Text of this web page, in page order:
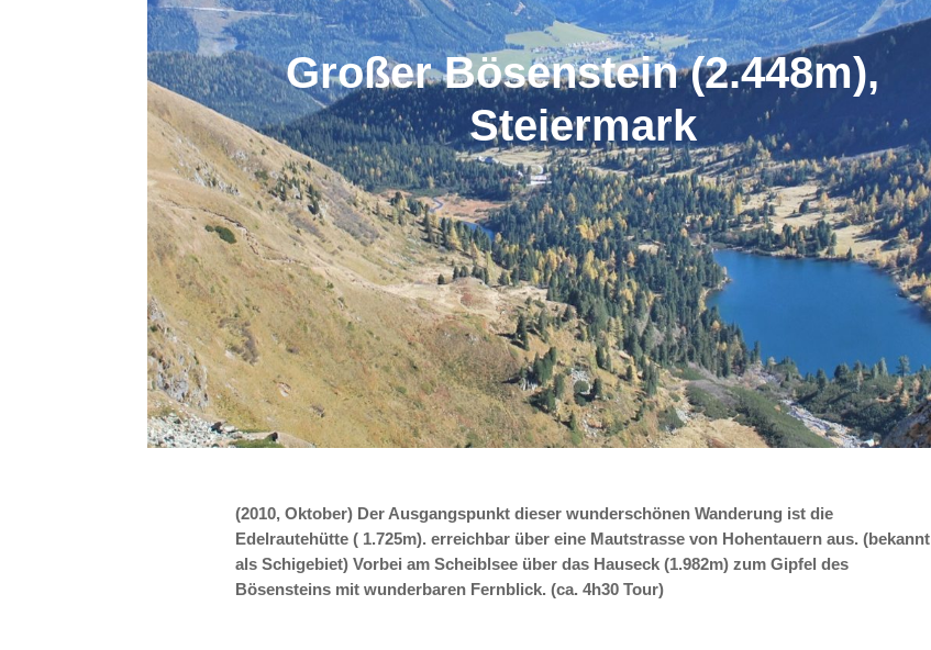
Großer Bösenstein (2.448m),
Steiermark
(2010, Oktober) Der Ausgangspunkt dieser wunderschönen Wanderung ist die
Edelrautehütte ( 1.725m). erreichbar über eine Mautstrasse von Hohentauern aus. (bekannt
als Schigebiet) Vorbei am Scheiblsee über das Hauseck (1.982m) zum Gipfel des
Bösensteins mit wunderbaren Fernblick. (ca. 4h30 Tour)